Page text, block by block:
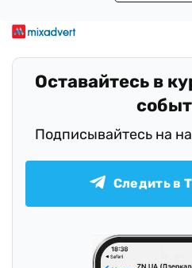
Оставайтесь в
Подписывайтесь на
Следить в